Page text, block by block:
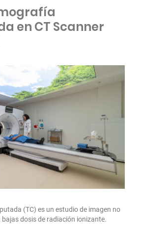
en CT Scanner
(TC) es un estudio de imagen no
bajas dosis de radiación ionizante.